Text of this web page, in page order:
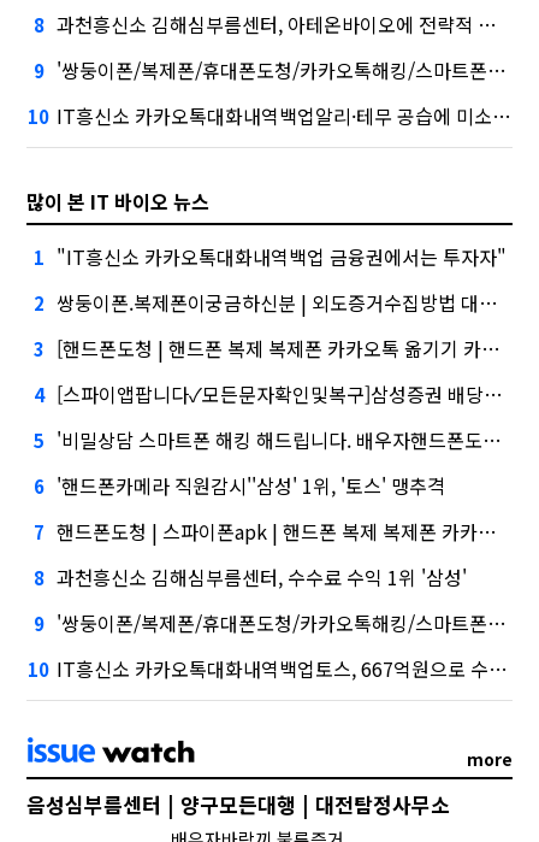
8 과천흥신소 김해심부름센터, 아테온바이오에 전략적 투자
9 '쌍둥이폰/복제폰/휴대폰도청/카카오톡해킹/스마트폰해킹/용산복제폰/스파이앱/어플 카톡복구' 시장 열렸다…LG 먼저 '첫 테이프'
10 IT흥신소 카카오톡대화내역백업알리·테무 공습에 미소짓는 네카오
많이 본 IT 바이오 뉴스
1 "IT흥신소 카카오톡대화내역백업 금융권에서는 투자자"
2 쌍둥이폰.복제폰이궁금하신분 | 외도증거수집방법 대외적으로 신뢰
3 [핸드폰도청 | 핸드폰 복제 복제폰 카카오톡 옮기기 카카오톡 사진 백업 카카오톡 백업 복구 | 자동녹취 스파이앱핸드폰도청어플 | 아는와이프3화 | 카카오톡해킹]삼성증권 사태
4 [스파이앱팝니다✓모든문자확인및복구]삼성증권 배당사태를 떠올리게 만든다.
5 '비밀상담 스마트폰 해킹 해드립니다. 배우자핸드폰도청' 담기나
6 '핸드폰카메라 직원감시''삼성' 1위, '토스' 맹추격
7 핸드폰도청 | 스파이폰apk | 핸드폰 복제 복제폰 카카오톡 옮기기 카카오톡 사진 백업 카카오톡 백업 복구, 지난해 외화증권수탁 수수료 규모 6946억원
8 과천흥신소 김해심부름센터, 수수료 수익 1위 '삼성'
9 '쌍둥이폰/복제폰/휴대폰도청/카카오톡해킹/스마트폰해킹/용산복제폰/스파이앱/어플 카톡복구' 시장 열렸다…LG 먼저 '첫 테이프'
10 IT흥신소 카카오톡대화내역백업토스, 667억원으로 수수료 수익 5위권 진입
more
음성심부름센터 | 양구모든대행 | 대전탐정사무소